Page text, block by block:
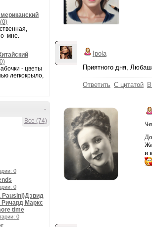
(0)
мне.
- цветы
легкокрыло,
-
Все (74)
0
0
Pausini)Дэвид
Маркс
time
0
Ipola
Приятного дня,
Ответить С цитатой
и